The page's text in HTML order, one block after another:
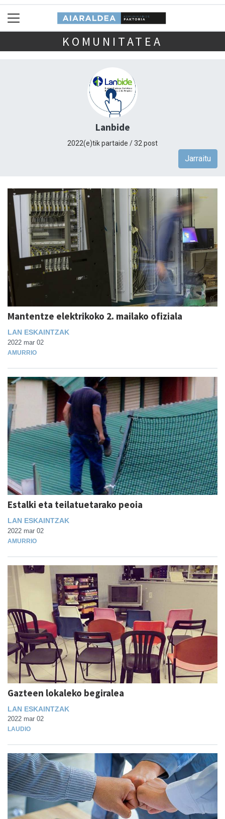
KOMUNITATEA
Lanbide
2022(e)tik partaide / 32 post
Jarraitu
Mantentze elektrikoko 2. mailako ofiziala
LAN ESKAINTZAK
2022 mar 02
AMURRIO
Estalki eta teilatuetarako peoia
LAN ESKAINTZAK
2022 mar 02
AMURRIO
Gazteen lokaleko begiralea
LAN ESKAINTZAK
2022 mar 02
LAUDIO